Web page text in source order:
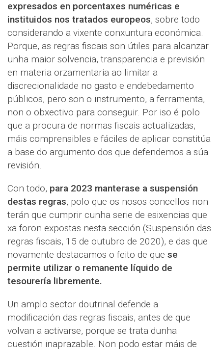
expresados en porcentaxes numéricas e
instituidos nos tratados europeos, sobre todo
considerando a vixente conxuntura económica.
Porque, as regras fiscais son útiles para alcanzar
unha maior solvencia, transparencia e previsión
en materia orzamentaria ao limitar a
discrecionalidade no gasto e endebedamento
públicos, pero son o instrumento, a ferramenta,
non o obxectivo para conseguir. Por iso é polo
que a procura de normas fiscais actualizadas,
máis comprensibles e fáciles de aplicar constitúa
a base do argumento dos que defendemos a súa
revisión.
Con todo, para 2023 manterase a suspensión
destas regras, polo que os nosos concellos non
terán que cumprir cunha serie de esixencias que
xa foron expostas nesta sección (Suspensión das
regras fiscais, 15 de outubro de 2020), e das que
novamente destacamos o feito de que se
permite utilizar o remanente líquido de
tesourería libremente.
Un amplo sector doutrinal defende a
modificación das regras fiscais, antes de que
volvan a activarse, porque se trata dunha
cuestión inaprazable. Non podo estar máis de